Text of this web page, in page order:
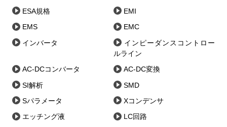
ESA規格 EMI
EMS EMC
インバータ
インピーダンスコントロー
ルライン
AC-DCコンバータ AC-DC変換
SI解析 SMD
Sパラメータ Xコンデンサ
エッチング液 LC回路